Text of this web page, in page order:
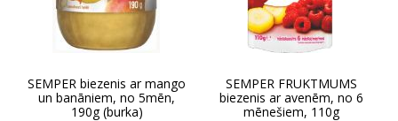
SEMPER biezenis ar mango
un banāniem, no 5mēn,
190g (burka)
SEMPER FRUKTMUMS
biezenis ar avenēm, no 6
mēnešiem, 110g